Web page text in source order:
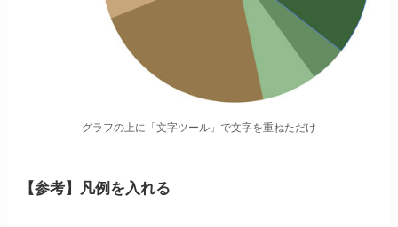
グラフの上に「文字ツール」で文字を重ねただけ
【参考】凡例を入れる